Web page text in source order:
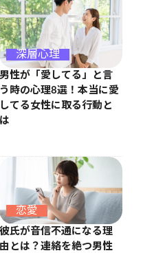
深層心理
男性が「愛してる」と言
う時の心理8選！本当に愛
してる女性に取る行動と
は
恋愛
彼氏が音信不通になる理
由とは？連絡を絶つ男性